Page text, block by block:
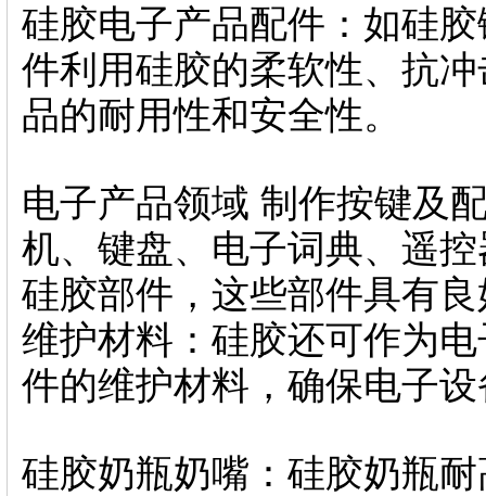
硅胶电子产品配件：如硅
件利用硅胶的柔软性、抗
品的耐用性和安全性。
电子产品领域 制作按键及
机、键盘、电子词典、遥
硅胶部件，这些部件具有
维护材料：硅胶还可作为
件的维护材料，确保电子
硅胶奶瓶奶嘴：硅胶奶瓶